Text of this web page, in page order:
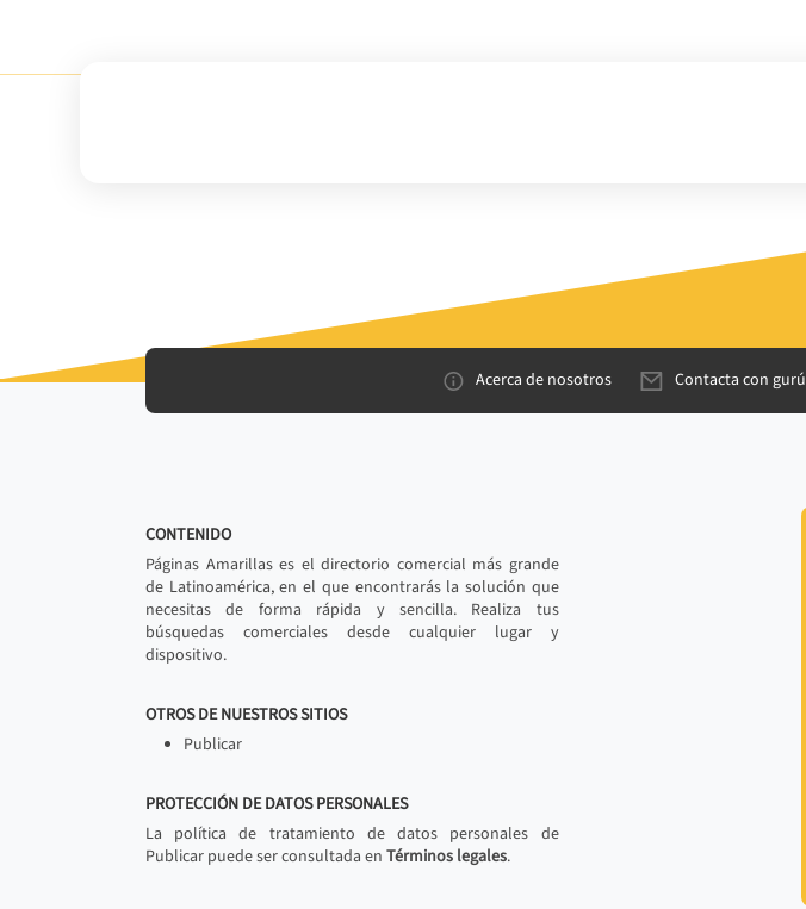
Acerca de nosotros Contacta con gurú
CONTENIDO
Páginas Amarillas es el directorio comercial más grande
de Latinoamérica, en el que encontrarás la solución que
necesitas de forma rápida y sencilla. Realiza tus
búsquedas comerciales desde cualquier lugar y
dispositivo.
OTROS DE NUESTROS SITIOS
Publicar
PROTECCIÓN DE DATOS PERSONALES
La política de tratamiento de datos personales de
Publicar puede ser consultada en Términos legales.